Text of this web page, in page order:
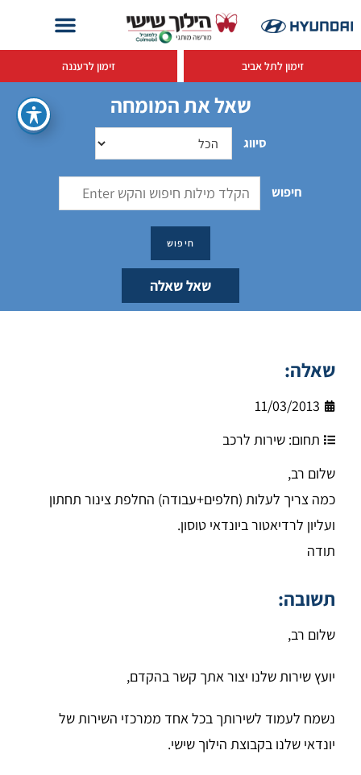
זימון לתל אביב זימון לרעננה
שאל את המומחה
סיווג
חיפוש
שאל שאלה
שאלה:
11/03/2013
תחום: שירות לרכב
שלום רב,
כמה צריך לעלות (חלפים+עבודה) החלפת צינור תחתון
ועליון לרדיאטור ביונדאי טוסון.
תודה
תשובה:
שלום רב,
יועץ שירות שלנו יצור אתך קשר בהקדם,
נשמח לעמוד לשירותך בכל אחד ממרכזי השירות של
יונדאי שלנו בקבוצת הילוך שישי.